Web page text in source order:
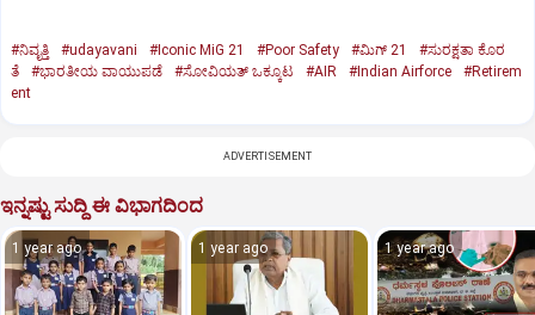
#ನಿವೃತ್ತಿ #udayavani #Iconic MiG 21 #Poor Safety #ಮಿಗ್‌ 21
#ಸುರಕ್ಷತಾ ಕೊರ
ತೆ
#ಭಾರತೀಯ ವಾಯುಪಡೆ #ಸೋವಿಯತ್‌ ಒಕ್ಕೂಟ #AIR #Indian Airforce
#Retirem
ent
ADVERTISEMENT
ಇನ್ನಷ್ಟು ಸುದ್ದಿ ಈ ವಿಭಾಗದಿಂದ
1 year ago 1 year ago 1 year ago